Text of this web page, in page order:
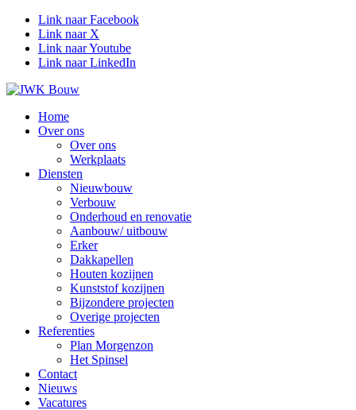
Link naar Facebook
Link naar X
Link naar Youtube
Link naar LinkedIn
Home
Over ons
Over ons
Werkplaats
Diensten
Nieuwbouw
Verbouw
Onderhoud en renovatie
Aanbouw/ uitbouw
Erker
Dakkapellen
Houten kozijnen
Kunststof kozijnen
Bijzondere projecten
Overige projecten
Referenties
Plan Morgenzon
Het Spinsel
Contact
Nieuws
Vacatures